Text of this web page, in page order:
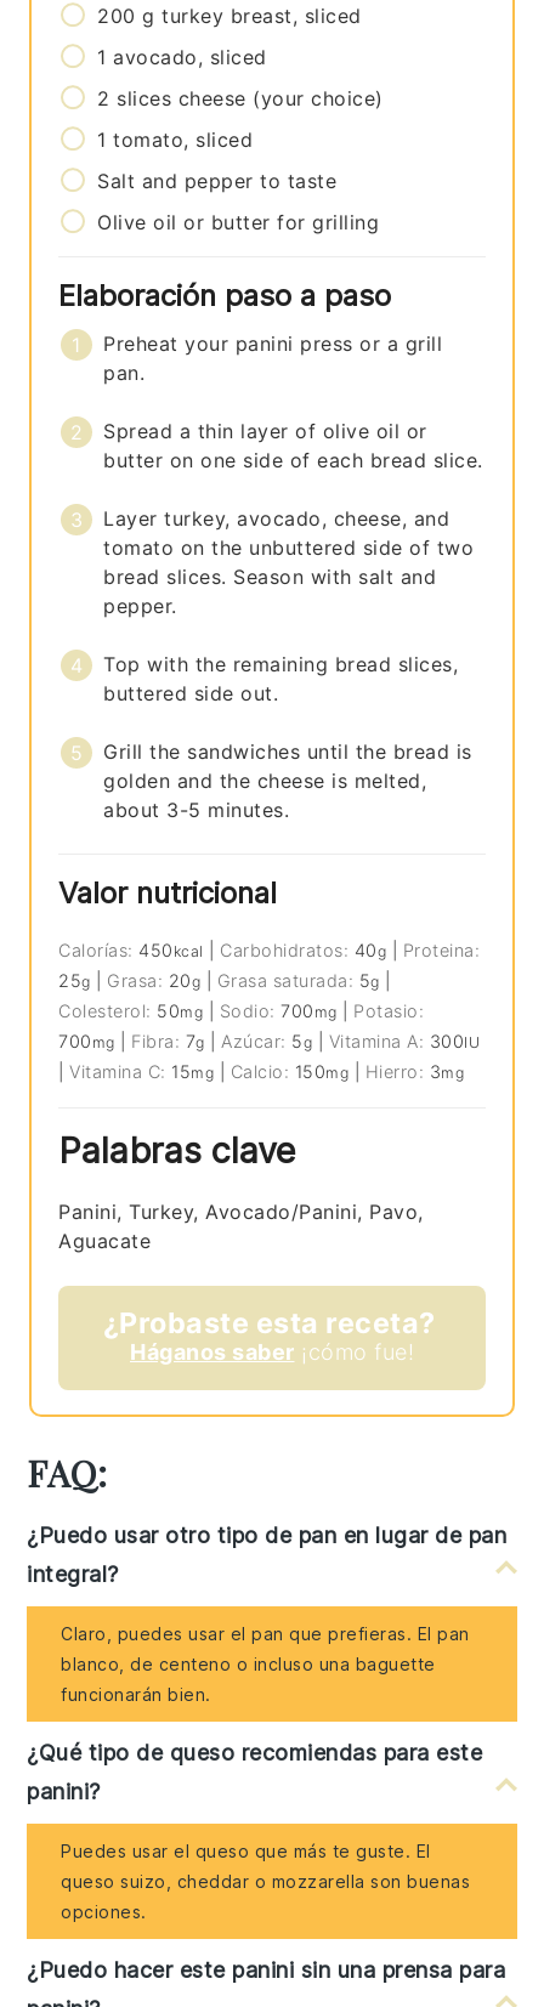
200 g turkey breast, sliced
1 avocado, sliced
2 slices cheese (your choice)
1 tomato, sliced
Salt and pepper to taste
Olive oil or butter for grilling
Elaboración paso a paso
Preheat your panini press or a grill
pan.
Spread a thin layer of olive oil or
butter on one side of each bread slice.
Layer turkey, avocado, cheese, and
tomato on the unbuttered side of two
bread slices. Season with salt and
pepper.
Top with the remaining bread slices,
buttered side out.
Grill the sandwiches until the bread is
golden and the cheese is melted,
about 3-5 minutes.
Valor nutricional
Calorías: 450 kcal Carbohidratos: 40g
Proteina:
25g Grasa: 20g Grasa saturada: 5g
Colesterol: 50mg Sodio:700 mg
Potasio:
700 mg Fibra: 7g Azúcar: 5g Vitamina A: 300IU
|Vitamina C: 15mg Calcio: 150mg Hierro: 3mg
Palabras clave
Panini, Turkey, Avocado/Panini, Pavo,
Aguacate
¿Probaste esta receta?
Háganos saber ¡cómo fue!
FAQ:
¿Puedo usar otro tipo de pan en lugar de pan
integral?
Claro, puedes usar el pan que prefieras. El pan
blanco, de centeno o incluso una baguette
funcionarán bien.
¿Qué tipo de queso recomiendas para este
panini?
Puedes usar el queso que más te guste. El
queso suizo, cheddar o mozzarella son buenas
opciones.
¿Puedo hacer este panini sin una prensa para